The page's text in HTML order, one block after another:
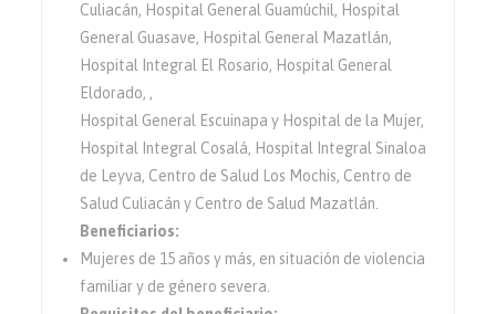
Culiacán, Hospital General Guamúchil, Hospital
General Guasave, Hospital General Mazatlán,
Hospital Integral El Rosario, Hospital General
Eldorado, ,
Hospital General Escuinapa y Hospital de la Mujer,
Hospital Integral Cosalá, Hospital Integral Sinaloa
de Leyva, Centro de Salud Los Mochis, Centro de
Salud Culiacán y Centro de Salud Mazatlán.
Beneficiarios:
Mujeres de 15 años y más, en situación de violencia
familiar y de género severa.